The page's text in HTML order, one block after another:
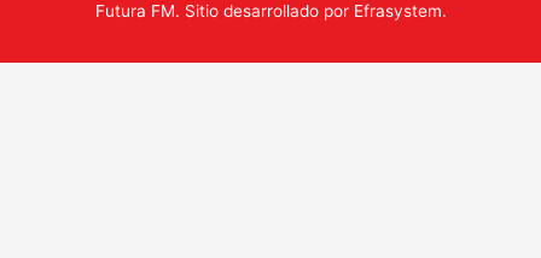
Futura FM. Sitio desarrollado por Efrasystem.